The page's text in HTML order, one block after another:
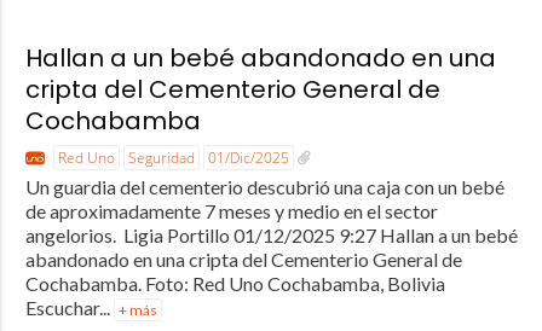
Hallan a un bebé abandonado en una
cripta del Cementerio General de
Cochabamba
Red Uno Seguridad 01/Dic/2025
Un guardia del cementerio descubrió una caja con un bebé
de aproximadamente 7 meses y medio en el sector
angelorios. Ligia Portillo 01/12/2025 9:27 Hallan a un bebé
abandonado en una cripta del Cementerio General de
Cochabamba. Foto: Red Uno Cochabamba, Bolivia
Escuchar... + más